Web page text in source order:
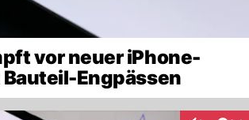
vor neuer iPhone-
Engpässen